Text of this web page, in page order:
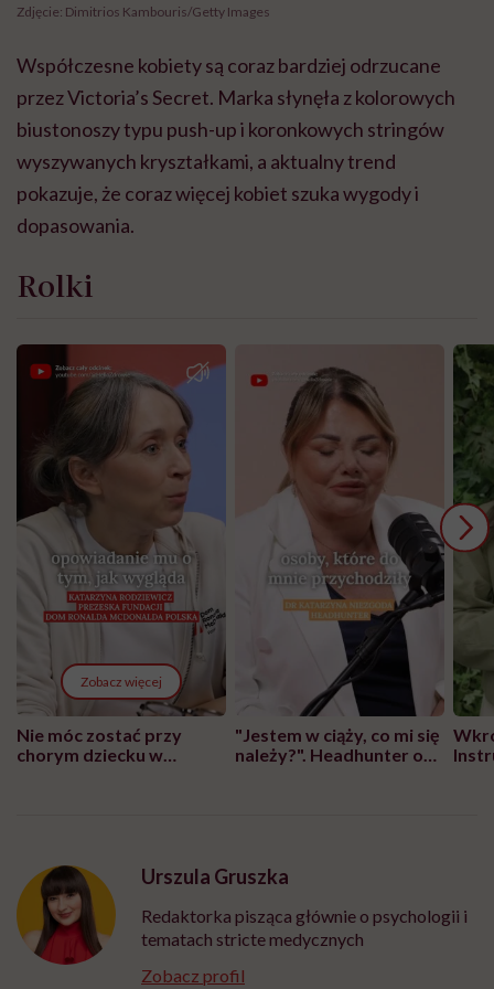
Zdjęcie: Dimitrios Kambouris/Getty Images
Współczesne kobiety są coraz bardziej odrzucane
przez Victoria’s Secret. Marka słynęła z kolorowych
biustonoszy typu push-up i koronkowych stringów
wyszywanych kryształkami, a aktualny trend
pokazuje, że coraz więcej kobiet szuka wygody i
dopasowania.
Rolki
Zobacz więcej
Nie móc zostać przy
chorym dziecku w
"Jestem w ciąży, co mi się
należy?". Headhunter o
Urszula Gruszka
Redaktorka pisząca głównie o psychologii i
tematach stricte medycznych
Zobacz profil